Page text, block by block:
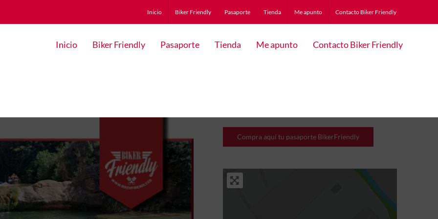
Inicio Biker Friendly Pasaporte Tienda Me apunto Contacto Biker Friendly
Inicio Biker Friendly Pasaporte Tienda Me apunto Contacto Biker Friendly
Compra aquí tu pasaporte BikerFriendly